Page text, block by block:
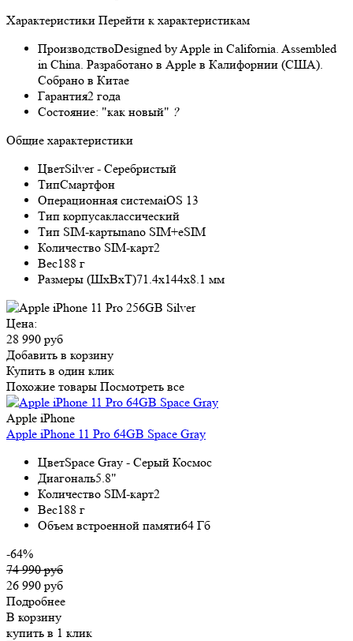
Характеристики Перейти к характеристикам
ПроизводствоDesigned by Apple in California. Assembled
in China. Разработано в Apple в Калифорнии (США).
Собрано в Китае
Гарантия2 года
Состояние: "как новый" ?
Общие характеристики
ЦветSilver - Серебристый
ТипСмартфон
Операционная системаiOS 13
Тип корпусаклассический
Тип SIM-картыnano SIM+eSIM
Количество SIM-карт2
Вес188 г
Размеры (ШxВxТ)71.4x144x8.1 мм
Цена:
28 990 руб
Добавить в корзину
Купить в один клик
Похожие товары Посмотреть все
Apple iPhone
Apple iPhone 11 Pro 64GB Space Gray
ЦветSpace Gray - Серый Космос
Диагональ5.8"
Количество SIM-карт2
Вес188 г
Объем встроенной памяти64 Гб
-64%
74 990 руб
26 990 руб
Подробнее
В корзину
купить в 1 клик